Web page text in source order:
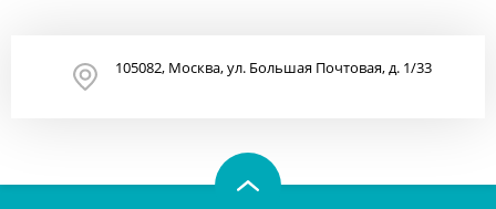
105082, Москва, ул. Большая Почтовая, д. 1/33